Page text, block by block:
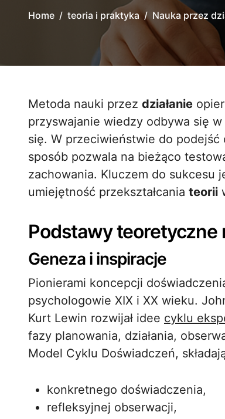
Home teoria i praktyka Nauka przez
Metoda nauki przez działanie
przyswajanie wiedzy odbywa się
się. W przeciwieństwie do podejść
sposób pozwala na bieżąco
zachowania. Kluczem do sukcesu
umiejętność przekształcania teorii
Podstawy teoretyczne
Geneza i inspiracje
Pionierami koncepcji
psychologowie XIX i XX wieku.
Kurt Lewin rozwijał idee cyklu
fazy planowania, działania,
Model Cyklu Doświadczeń,
konkretnego doświadczenia,
refleksyjnej obserwacji,